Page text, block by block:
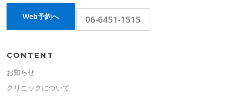
Web予約へ 06-6451-1515
CONTENT
お知らせ
クリニックについて